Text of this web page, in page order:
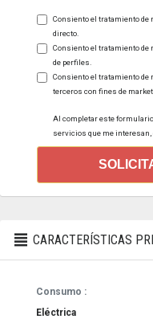
Consiento el tratamiento
directo.
Consiento el tratamiento de
de perfiles.
Consiento el tratamiento de
terceros con fines de
Al completar este
servicios que me interesan,
CARACTERÍSTICAS
Consumo :
Eléctrica